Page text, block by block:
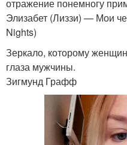
отражение понемногу
Элизабет (Лиззи) — Мои
Nights)
Зеркало, которому
глаза мужчины.
Зигмунд Графф